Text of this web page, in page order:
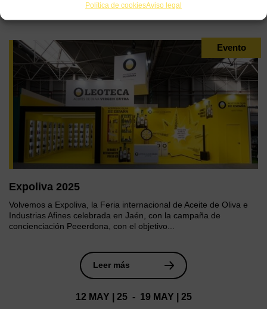
Política de cookiesAviso legal
Evento
Expoliva 2025
Volvemos a Expoliva, la Feria internacional de Aceite de Oliva e
Industrias Afines celebrada en Jaén, con la campaña de
concienciación Peeerdona, con el objetivo...
Leer más
12 MAY | 25 - 19 MAY | 25